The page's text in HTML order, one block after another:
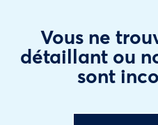
Vous ne
détaillant ou
sont